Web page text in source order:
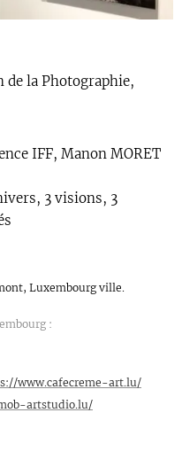
de la Photographie,
IFF, Manon MORET
3 visions, 3
Luxembourg ville.
:
www.cafecreme-art.lu/
artstudio.lu/